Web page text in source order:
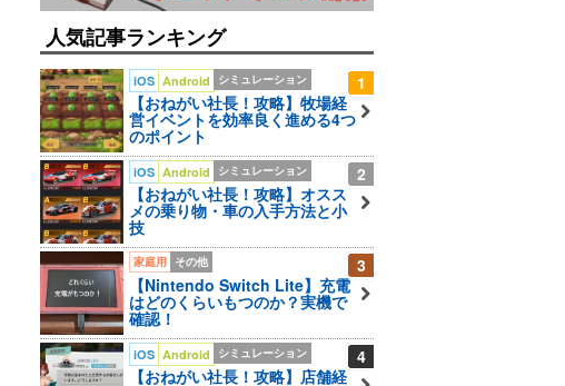
人気記事ランキング
1
iOS Android シミュレーション
【おねがい社長！攻略】牧場経
営イベントを効率良く進める4つ
のポイント
2
iOS Android シミュレーション
【おねがい社長！攻略】オスス
メの乗り物・車の入手方法と小
技
3
家庭用 その他
【Nintendo Switch Lite】充電
はどのくらいもつのか？実機で
確認！
4
iOS Android シミュレーション
【おねがい社長！攻略】店舗経